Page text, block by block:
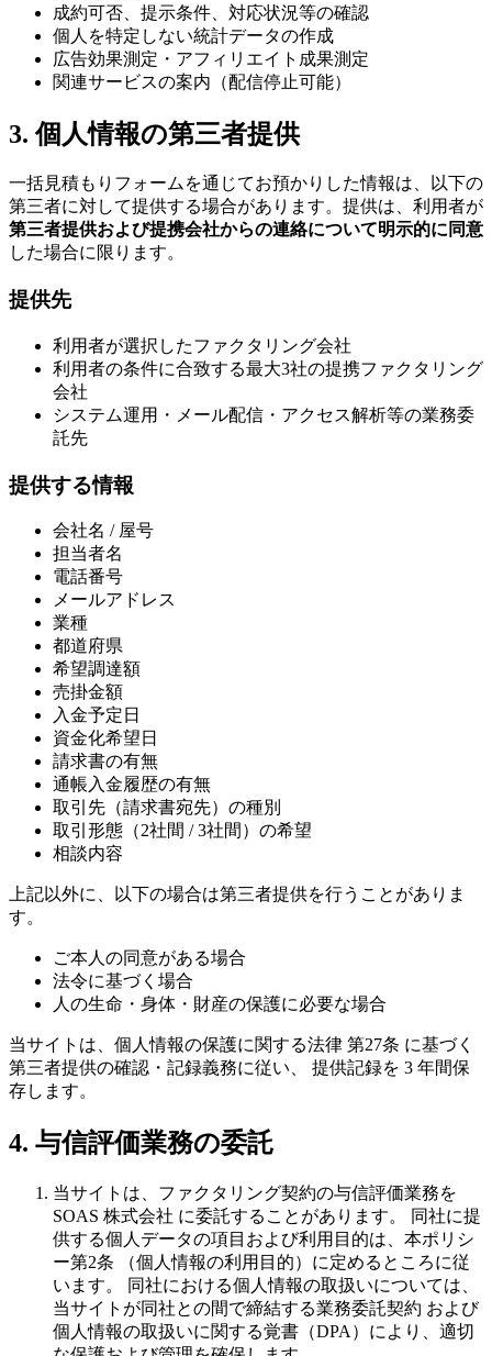
成約可否、提示条件、対応状況等の確認
個人を特定しない統計データの作成
広告効果測定・アフィリエイト成果測定
関連サービスの案内（配信停止可能）
3. 個人情報の第三者提供
一括見積もりフォームを通じてお預かりした情報は、以下の
第三者に対して提供する場合があります。提供は、利用者が
第三者提供および提携会社からの連絡について明示的に同意
した場合に限ります。
提供先
利用者が選択したファクタリング会社
利用者の条件に合致する最大3社の提携ファクタリング
会社
システム運用・メール配信・アクセス解析等の業務委
託先
提供する情報
会社名 / 屋号
担当者名
電話番号
メールアドレス
業種
都道府県
希望調達額
売掛金額
入金予定日
資金化希望日
請求書の有無
通帳入金履歴の有無
取引先（請求書宛先）の種別
取引形態（2社間 / 3社間）の希望
相談内容
上記以外に、以下の場合は第三者提供を行うことがありま
す。
ご本人の同意がある場合
法令に基づく場合
人の生命・身体・財産の保護に必要な場合
当サイトは、個人情報の保護に関する法律 第27条 に基づく
第三者提供の確認・記録義務に従い、 提供記録を 3 年間保
存します。
4. 与信評価業務の委託
当サイトは、ファクタリング契約の与信評価業務を
SOAS 株式会社 に委託することがあります。 同社に提
供する個人データの項目および利用目的は、本ポリシ
ー第2条 （個人情報の利用目的）に定めるところに従
います。 同社における個人情報の取扱いについては、
当サイトが同社との間で締結する業務委託契約 および
個人情報の取扱いに関する覚書（DPA）により、適切